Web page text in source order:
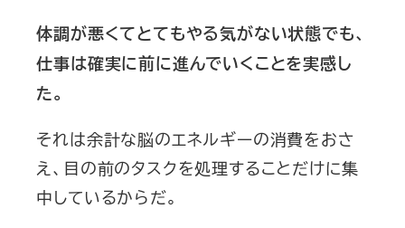
体調が悪くてとてもやる気がない状態でも、
仕事は確実に前に進んでいくことを実感し
た。
それは余計な脳のエネルギーの消費をおさ
え、目の前のタスクを処理することだけに集
中しているからだ。